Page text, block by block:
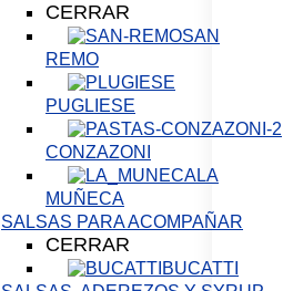
CERRAR
SAN
REMO
PUGLIESE
CONZAZONI
LA
MUÑECA
SALSAS PARA ACOMPAÑAR
CERRAR
BUCATTI